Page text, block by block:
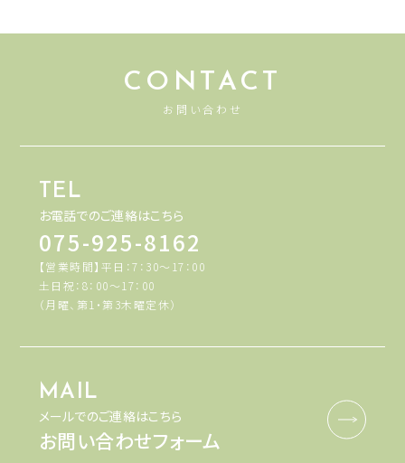
CONTACT
お問い合わせ
TEL
お電話でのご連絡はこちら
075-925-8162
【営業時間】平日：7：30～17：00
土日祝：8：00～17：00
（月曜、第1・第3木曜定休）
MAIL
メールでのご連絡はこちら
お問い合わせフォーム